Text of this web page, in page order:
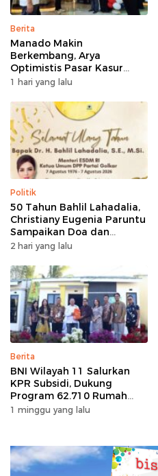
Berita
Manado Makin
Berkembang, Arya
Optimistis Pasar Kasur
Premium Tumbuh
1 hari yang lalu
Politik
50 Tahun Bahlil Lahadalia,
Christiany Eugenia Paruntu
Sampaikan Doa dan
Harapan
2 hari yang lalu
Berita
BNI Wilayah 11 Salurkan
KPR Subsidi, Dukung
Program 62.710 Rumah
Bersubsidi
1 minggu yang lalu